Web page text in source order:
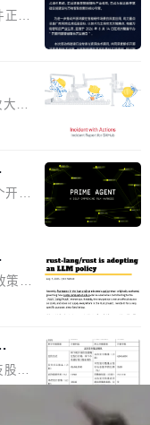
过
论文
。
2
他
一
他
能
关
正从
作
类
，
新
日
业
适
联
一
规
，
故
C
全
六
Git
周
源
C
专
装
设
，
不
，
最
LLM
用来
份
杭